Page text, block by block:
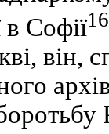
в Софiї16
вiн,